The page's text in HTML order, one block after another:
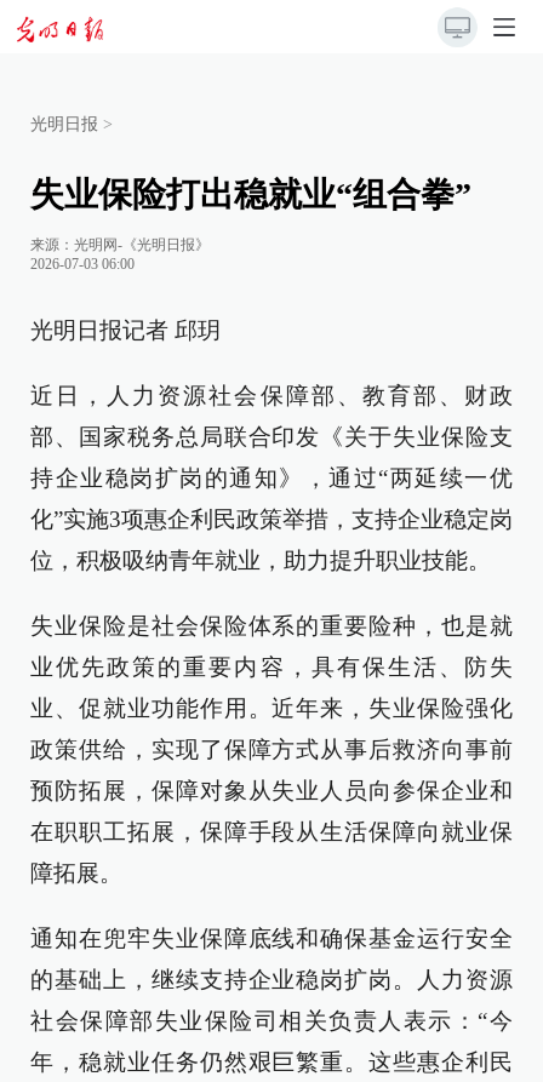
光明日报 >
失业保险打出稳就业“组合拳”
来源： 光明网-《光明日报》
2026-07-03 06:00
光明日报记者 邱玥
近日，人力资源社会保障部、教育部、财政
部、国家税务总局联合印发《关于失业保险支
持企业稳岗扩岗的通知》，通过“两延续一优
化”实施3项惠企利民政策举措，支持企业稳定岗
位，积极吸纳青年就业，助力提升职业技能。
失业保险是社会保险体系的重要险种，也是就
业优先政策的重要内容，具有保生活、防失
业、促就业功能作用。近年来，失业保险强化
政策供给，实现了保障方式从事后救济向事前
预防拓展，保障对象从失业人员向参保企业和
在职职工拓展，保障手段从生活保障向就业保
障拓展。
通知在兜牢失业保障底线和确保基金运行安全
的基础上，继续支持企业稳岗扩岗。人力资源
社会保障部失业保险司相关负责人表示：“今
年，稳就业任务仍然艰巨繁重。这些惠企利民